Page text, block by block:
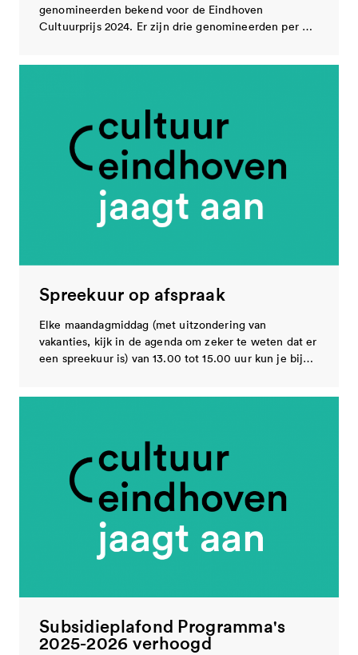
genomineerden bekend voor de Eindhoven
Cultuurprijs 2024. Er zijn drie genomineerden per …
Spreekuur op afspraak
Elke maandagmiddag (met uitzondering van
vakanties, kijk in de agenda om zeker te weten dat er
een spreekuur is) van 13.00 tot 15.00 uur kun je bij…
Subsidieplafond Programma's
2025-2026 verhoogd